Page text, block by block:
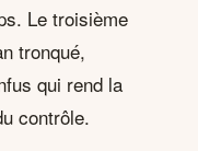
Le troisième
tronqué,
qui rend la
contrôle.